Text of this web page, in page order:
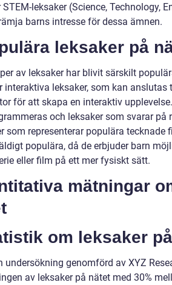
STEM-leksaker (Science, Technology,
barns intresse för dessa ämnen.
leksaker på
av leksaker har blivit särskilt
interaktiva leksaker, som kan
för att skapa en interaktiv
och leksaker som svarar på
som representerar populära tecknade
populära, då de erbjuder barn
eller film på ett mer fysiskt sätt.
mätningar
om leksaker
undersökning genomförd av XYZ
av leksaker på nätet med 30%